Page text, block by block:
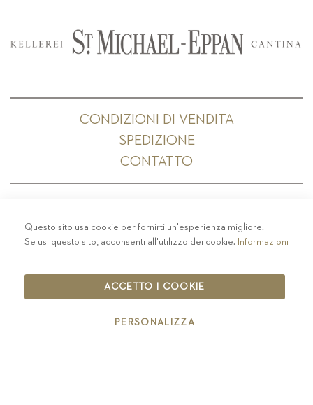
CONDIZIONI DI VENDITA
SPEDIZIONE
CONTATTO
PRIVACY-COLOPHON - COOKIE POLICY
CODICE ETICO
IT00126670215
Questo sito usa cookie per fornirti un'esperienza migliore.
Se usi questo sito, acconsenti all'utilizzo dei cookie. Informazioni
ACCETTO I COOKIE
PERSONALIZZA